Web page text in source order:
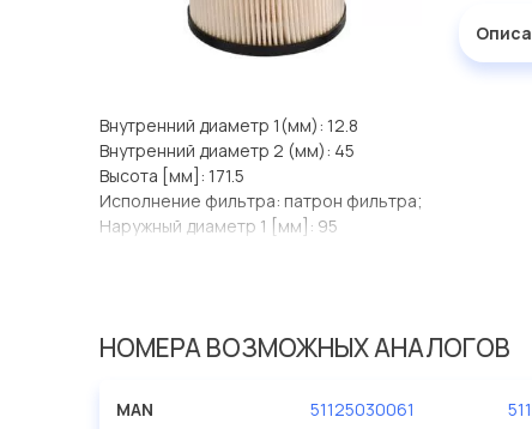
Внутренний диаметр 1(мм): 12.8
Внутренний диаметр 2 (мм): 45
Высота [мм]: 171.5
Исполнение фильтра: патрон фильтра;
Наружный диаметр 1 [мм]: 95
НОМЕРА ВОЗМОЖНЫХ АНАЛОГОВ
MAN 51125030061